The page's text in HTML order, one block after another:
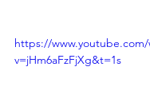
https://www.youtube.com/
v=jHm6aFzFjXg&t=1s